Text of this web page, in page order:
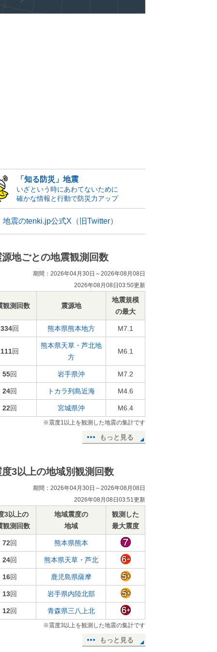
「知る防災」地震
いざという時にあわてないために
確かな情報と行動で防災力アップ
地震のtenki.jp公式X（旧Twitter）
源地ごとの地震観測回数
期間：2026年04月30日～2026年08月08日
2026年08月08日03:50更新
観測回数 震源地
地震規模
の最大
334回 熊本県熊本地方 M7.1
111回
熊本県天草・芦北地
方
M6.1
55回 岩手県沖 M7.2
24回 トカラ列島近海 M4.6
22回 宮城県沖 M6.4
※震度1以上を観測した地震の集計です
もっと見る
度3以上の地域別観測回数
期間：2026年04月30日～2026年08月08日
2026年08月08日03:51更新
3以上の
観測回数
地域震度の
地域
観測した
最大震度
72回 熊本県熊本
24回 熊本県天草・芦北
16回 鹿児島県薩摩
13回 岩手県内陸北部
12回 青森県三八上北
※震度3以上を観測した地震の集計です
もっと見る